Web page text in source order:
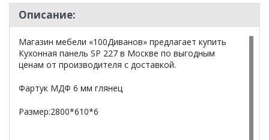
Описание:
Магазин мебели «100Диванов» предлагает купить
Кухонная панель SP 227 в Москве по выгодным
ценам от производителя с доставкой.
Фартук МДФ 6 мм глянец
Размер:2800*610*6